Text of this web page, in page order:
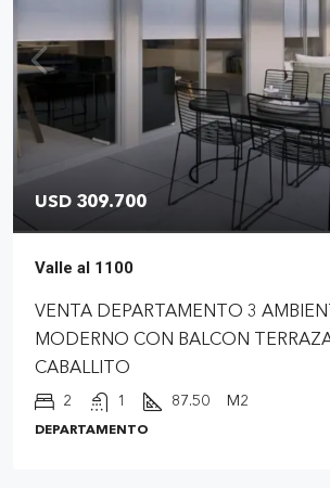
USD 309.700
Valle al 1100
VENTA DEPARTAMENTO 3
MODERNO CON BALCON
CABALLITO
2 1 87.50 M2
DEPARTAMENTO